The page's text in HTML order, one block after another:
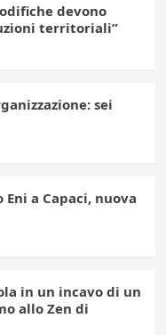
devono
territoriali”
sei
a Capaci, nuova
in un incavo di un
allo Zen di